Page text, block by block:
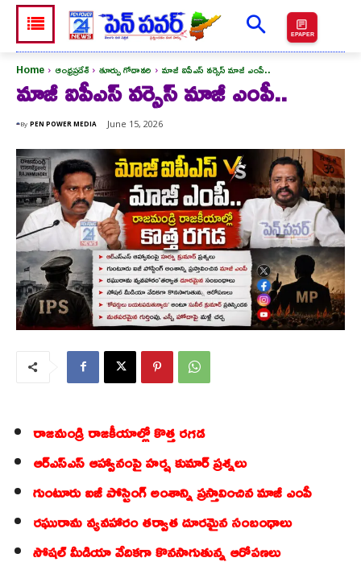
EPAPER
Home ఆంధ్రప్రదేశ్ తూర్పు గోదావరి మాజీ ఐపీఎస్ వర్సెస్ మాజీ ఎంపీ..
మాజీ ఐపీఎస్ వర్సెస్ మాజీ ఎంపీ..
By PEN POWER MEDIA June 15, 2026
రాజమండ్రి రాజకీయాల్లో కొత్త రగడ
ఆర్ఎస్ఎస్ ఆహ్వానంపై హర్ష కుమార్ ప్రశ్నలు
గుంటూరు ఐజీ పోస్టింగ్ అంశాన్ని ప్రస్తావించిన మాజీ ఎంపీ
రఘురామ వ్యవహారం తర్వాత దూరమైన సంబంధాలు
సోషల్ మీడియా వేదికగా కొనసాగుతున్న ఆరోపణలు